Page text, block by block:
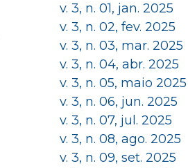
v. 3, n. 01, jan. 2025
v. 3, n. 02, fev. 2025
v. 3, n. 03, mar. 2025
v. 3, n. 04, abr. 2025
v. 3, n. 05, maio 2025
v. 3, n. 06, jun. 2025
v. 3, n. 07, jul. 2025
v. 3, n. 08, ago. 2025
v. 3, n. 09, set. 2025